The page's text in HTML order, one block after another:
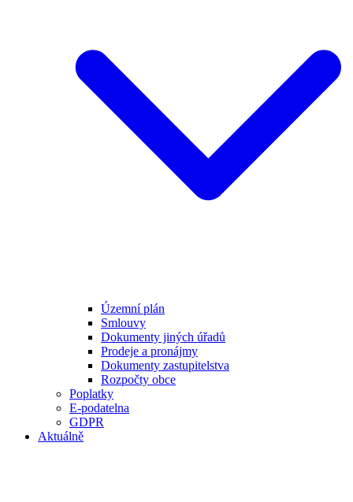
Územní plán
Smlouvy
Dokumenty jiných úřadů
Prodeje a pronájmy
Dokumenty zastupitelstva
Rozpočty obce
Poplatky
E-podatelna
GDPR
Aktuálně